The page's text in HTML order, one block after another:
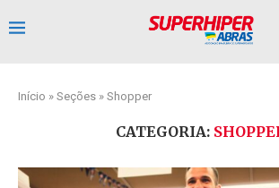
Início » Seções » Shopper
CATEGORIA: